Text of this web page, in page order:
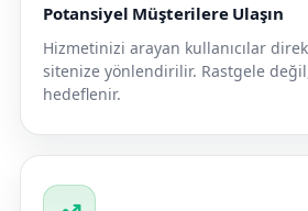
Potansiyel Müşterilere Ulaşın
Hizmetinizi arayan kullanıcılar
sitenize yönlendirilir. Rastgele
hedeflenir.